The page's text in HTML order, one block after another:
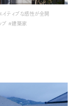
イティブな感性が全開
プ #建築家